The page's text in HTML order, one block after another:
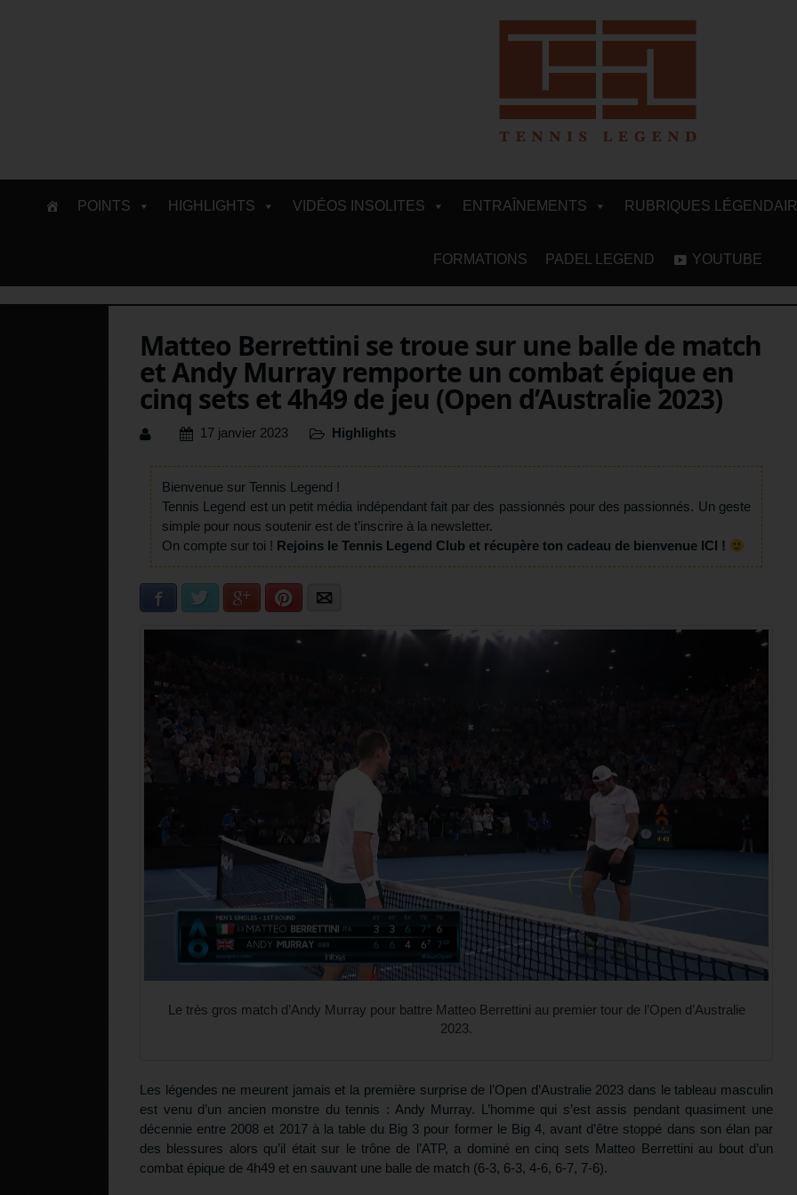
POINTS HIGHLIGHTS VIDÉOS INSOLITES ENTRAÎNEMENTS RUBRIQUES
FORMATIONS PADEL LEGEND YOUTUBE
Matteo Berrettini se troue sur une balle de match
et Andy Murray remporte un combat épique en
cinq sets et 4h49 de jeu (Open d’Australie 2023)
17 janvier 2023 Highlights
Bienvenue sur Tennis Legend !
Tennis Legend est un petit média indépendant fait par des passionnés pour des passionnés. Un geste
simple pour nous soutenir est de t’inscrire à la newsletter.
On compte sur toi ! Rejoins le Tennis Legend Club et récupère ton cadeau de bienvenue ICI !
Facebook Twitter Google+ Pinterest
Le très gros match d’Andy Murray pour battre Matteo Berrettini au premier tour de l’Open d’Australie
2023.
Les légendes ne meurent jamais et la première surprise de l’Open d’Australie 2023 dans le tableau masculin
est venu d’un ancien monstre du tennis : Andy Murray. L’homme qui s’est assis pendant quasiment une
décennie entre 2008 et 2017 à la table du Big 3 pour former le Big 4, avant d’être stoppé dans son élan par
des blessures alors qu’il était sur le trône de l’ATP, a dominé en cinq sets Matteo Berrettini au bout d’un
combat épique de 4h49 et en sauvant une balle de match (6-3, 6-3, 4-6, 6-7, 7-6).